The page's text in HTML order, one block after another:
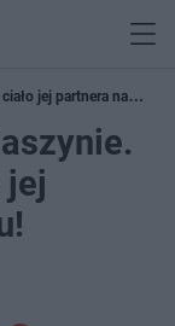
jej partnera na
jej